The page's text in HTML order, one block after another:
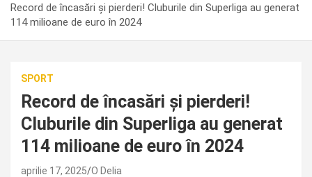
Record de încasări și pierderi! Cluburile din Superliga au generat
114 milioane de euro în 2024
SPORT
Record de încasări și pierderi!
Cluburile din Superliga au generat
114 milioane de euro în 2024
aprilie 17, 2025 O Delia